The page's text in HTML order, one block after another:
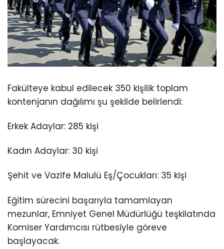
Fakülteye kabul edilecek 350 kişilik toplam
kontenjanın dağılımı şu şekilde belirlendi:
Erkek Adaylar: 285 kişi
Kadın Adaylar: 30 kişi
Şehit ve Vazife Malulü Eş/Çocukları: 35 kişi
Eğitim sürecini başarıyla tamamlayan
mezunlar, Emniyet Genel Müdürlüğü teşkilatında
Komiser Yardımcısı rütbesiyle göreve
başlayacak.